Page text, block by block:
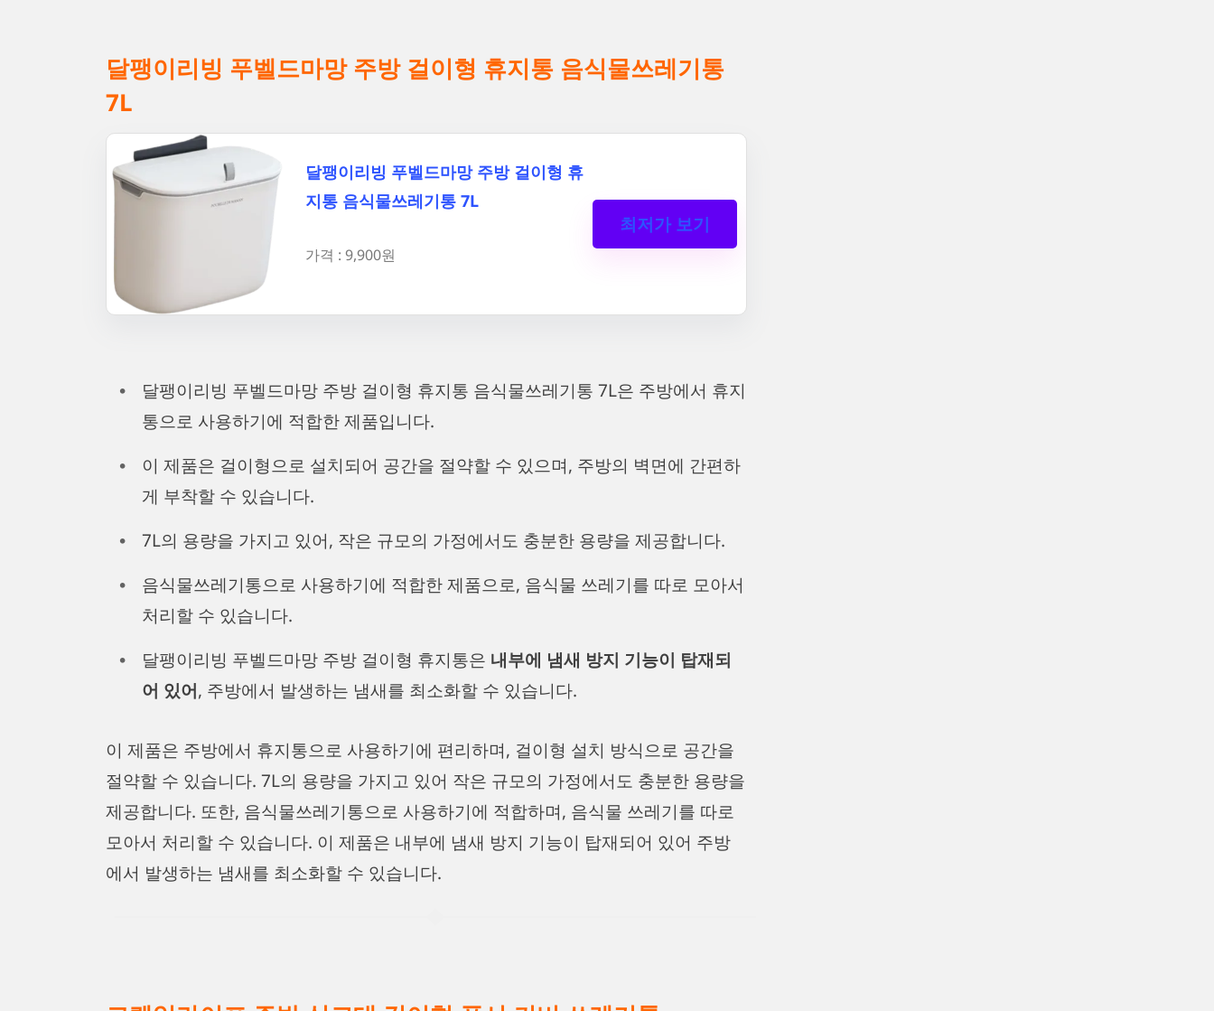
달팽이리빙 푸벨드마망 주방 걸이형 휴지통 음식물쓰레기통
7L
달팽이리빙 푸벨드마망 주방 걸이형 휴
지통 음식물쓰레기통 7L
가격 : 9,900원
최저가 보기
달팽이리빙 푸벨드마망 주방 걸이형 휴지통 음식물쓰레기통 7L은 주방에서 휴지
통으로 사용하기에 적합한 제품입니다.
이 제품은 걸이형으로 설치되어 공간을 절약할 수 있으며, 주방의 벽면에 간편하
게 부착할 수 있습니다.
7L의 용량을 가지고 있어, 작은 규모의 가정에서도 충분한 용량을 제공합니다.
음식물쓰레기통으로 사용하기에 적합한 제품으로, 음식물 쓰레기를 따로 모아서
처리할 수 있습니다.
달팽이리빙 푸벨드마망 주방 걸이형 휴지통은 내부에 냄새 방지 기능이 탑재되
어 있어, 주방에서 발생하는 냄새를 최소화할 수 있습니다.
이 제품은 주방에서 휴지통으로 사용하기에 편리하며, 걸이형 설치 방식으로 공간을
절약할 수 있습니다. 7L의 용량을 가지고 있어 작은 규모의 가정에서도 충분한 용량을
제공합니다. 또한, 음식물쓰레기통으로 사용하기에 적합하며, 음식물 쓰레기를 따로
모아서 처리할 수 있습니다. 이 제품은 내부에 냄새 방지 기능이 탑재되어 있어 주방
에서 발생하는 냄새를 최소화할 수 있습니다.